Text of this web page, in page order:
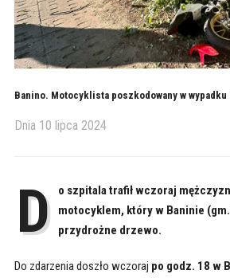
Banino. Motocyklista poszkodowany w wypadku
Dnia 10 lipca 2024
D
o szpitala trafił wczoraj
motocyklem, który w Baninie
przydrożne drzewo.
Do zdarzenia doszło wczoraj po godz. 18 w